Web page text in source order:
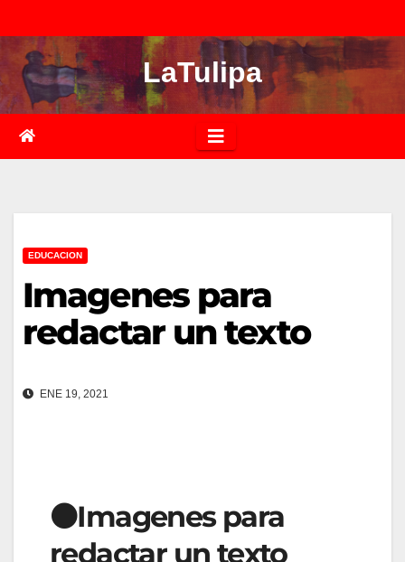
al
contenido
LaTulipa
EDUCACION
Imagenes para
redactar un texto
ENE 19, 2021
⚫Imagenes para
redactar un texto